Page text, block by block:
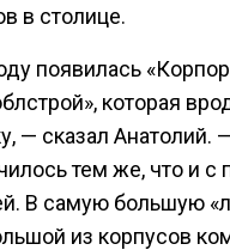
в столице.
появилась
которая
— сказал Анатолий.
тем же, что и
В самую большую
из корпусов